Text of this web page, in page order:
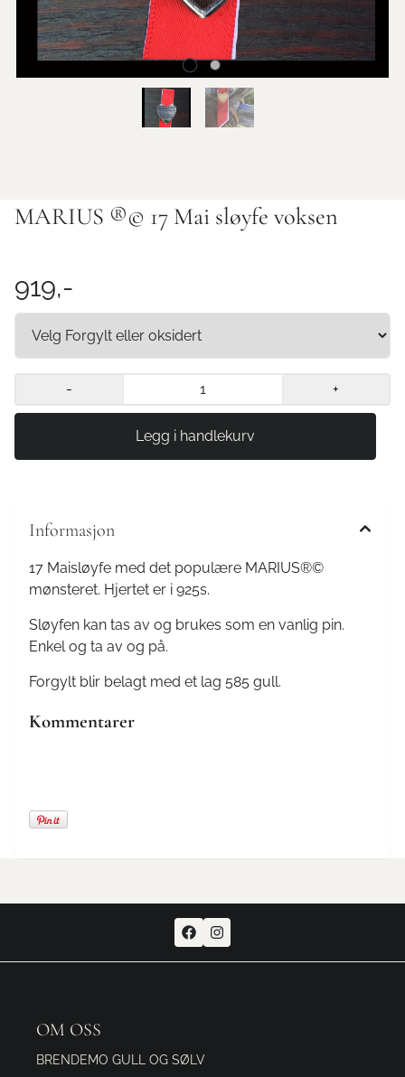
MARIUS ®️©️ 17 Mai sløyfe voksen
919,-
- +
Informasjon
17 Maisløyfe med det populære MARIUS®️©️
mønsteret. Hjertet er i 925s.
Sløyfen kan tas av og brukes som en vanlig pin.
Enkel og ta av og på.
Forgylt blir belagt med et lag 585 gull.
Kommentarer
OM OSS
BRENDEMO GULL OG SØLV